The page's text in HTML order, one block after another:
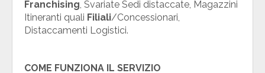
Franchising , Svariate Sedi distaccate, Magazzini
Itineranti quali Filiali/Concessionari,
Distaccamenti Logistici.
COME FUNZIONA IL SERVIZIO